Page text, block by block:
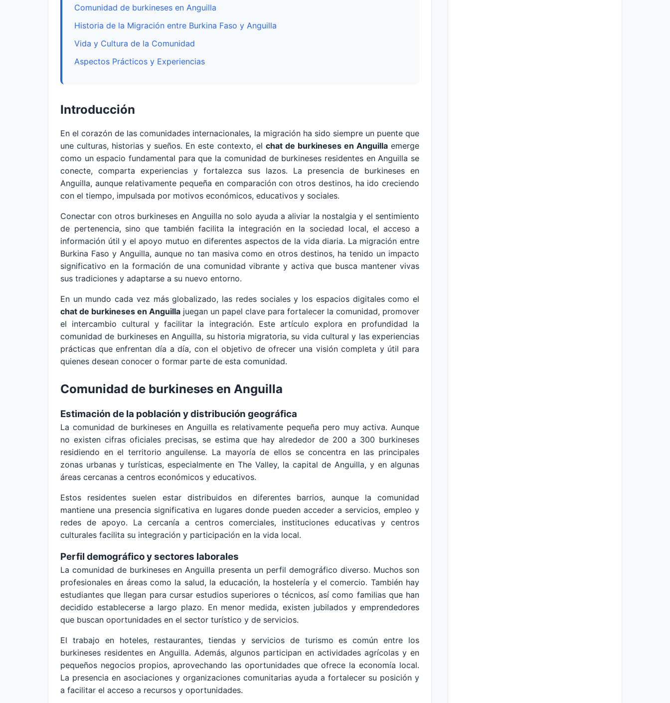
Comunidad de burkineses en Anguilla
Historia de la Migración entre Burkina Faso y Anguilla
Vida y Cultura de la Comunidad
Aspectos Prácticos y Experiencias
Introducción
En el corazón de las comunidades internacionales, la migración ha sido siempre un puente que
une culturas, historias y sueños. En este contexto, el chat de burkineses en Anguillaemerge
como un espacio fundamental para que la comunidad de burkineses residentes en Anguilla se
conecte, comparta experiencias y fortalezca sus lazos. La presencia de burkineses en
Anguilla, aunque relativamente pequeña en comparación con otros destinos, ha ido creciendo
con el tiempo, impulsada por motivos económicos, educativos y sociales.
Conectar con otros burkineses en Anguilla no solo ayuda a aliviar la nostalgia y el sentimiento
de pertenencia, sino que también facilita la integración en la sociedad local, el acceso a
información útil y el apoyo mutuo en diferentes aspectos de la vida diaria. La migración entre
Burkina Faso y Anguilla, aunque no tan masiva como en otros destinos, ha tenido un impacto
significativo en la formación de una comunidad vibrante y activa que busca mantener vivas
sus tradiciones y adaptarse a su nuevo entorno.
En un mundo cada vez más globalizado, las redes sociales y los espacios digitales como el
chat de burkineses en Anguilla juegan un papel clave para fortalecer la comunidad, promover
el intercambio cultural y facilitar la integración. Este artículo explora en profundidad la
comunidad de burkineses en Anguilla, su historia migratoria, su vida cultural y las experiencias
prácticas que enfrentan día a día, con el objetivo de ofrecer una visión completa y útil para
quienes desean conocer o formar parte de esta comunidad.
Comunidad de burkineses en Anguilla
Estimación de la población y distribución geográfica
La comunidad de burkineses en Anguilla es relativamente pequeña pero muy activa. Aunque
no existen cifras oficiales precisas, se estima que hay alrededor de 200 a 300 burkineses
residiendo en el territorio anguilense. La mayoría de ellos se concentra en las principales
zonas urbanas y turísticas, especialmente en The Valley, la capital de Anguilla, y en algunas
áreas cercanas a centros económicos y educativos.
Estos residentes suelen estar distribuidos en diferentes barrios, aunque la comunidad
mantiene una presencia significativa en lugares donde pueden acceder a servicios, empleo y
redes de apoyo. La cercanía a centros comerciales, instituciones educativas y centros
culturales facilita su integración y participación en la vida local.
Perfil demográfico y sectores laborales
La comunidad de burkineses en Anguilla presenta un perfil demográfico diverso. Muchos son
profesionales en áreas como la salud, la educación, la hostelería y el comercio. También hay
estudiantes que llegan para cursar estudios superiores o técnicos, así como familias que han
decidido establecerse a largo plazo. En menor medida, existen jubilados y emprendedores
que buscan oportunidades en el sector turístico y de servicios.
El trabajo en hoteles, restaurantes, tiendas y servicios de turismo es común entre los
burkineses residentes en Anguilla. Además, algunos participan en actividades agrícolas y en
pequeños negocios propios, aprovechando las oportunidades que ofrece la economía local.
La presencia en asociaciones y organizaciones comunitarias ayuda a fortalecer su posición y
a facilitar el acceso a recursos y oportunidades.